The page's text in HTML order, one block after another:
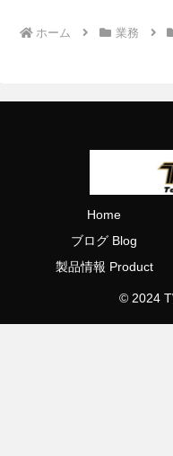
ホーム 業務
Home
ブログ Blog
製品情報 Product
© 2024